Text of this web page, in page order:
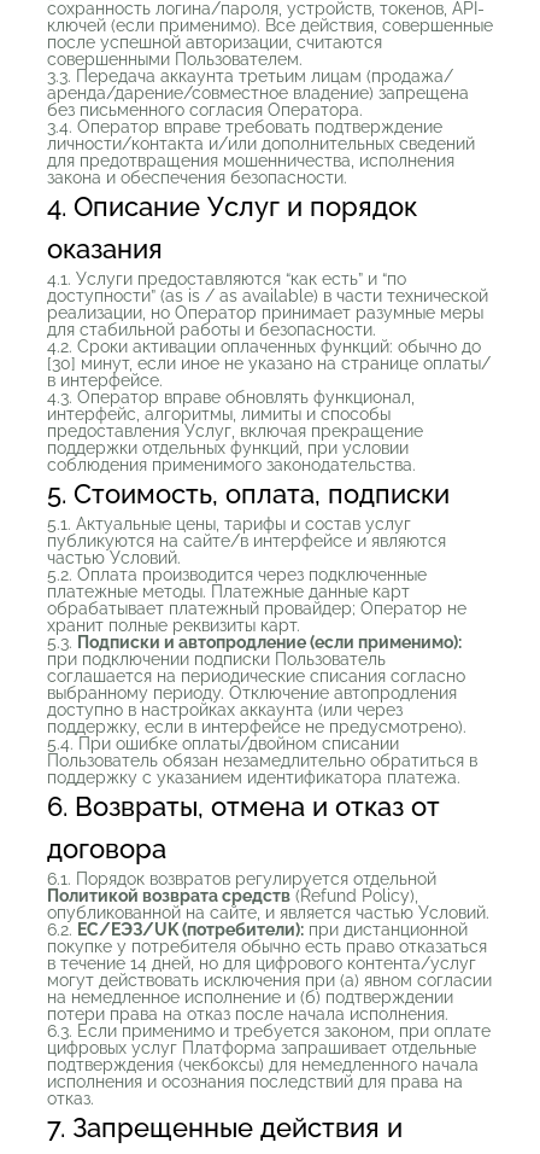
сохранность логина/пароля, устройств, токенов, API-
ключей (если применимо). Все действия, совершенные
после успешной авторизации, считаются
совершенными Пользователем.
3.3. Передача аккаунта третьим лицам (продажа/
аренда/дарение/совместное владение) запрещена
без письменного согласия Оператора.
3.4. Оператор вправе требовать подтверждение
личности/контакта и/или дополнительных сведений
для предотвращения мошенничества, исполнения
закона и обеспечения безопасности.
4. Описание Услуг и порядок
оказания
4.1. Услуги предоставляются “как есть” и “по
доступности” (as is / as available) в части технической
реализации, но Оператор принимает разумные меры
для стабильной работы и безопасности.
4.2. Сроки активации оплаченных функций: обычно до
[30] минут, если иное не указано на странице оплаты/
в интерфейсе.
4.3. Оператор вправе обновлять функционал,
интерфейс, алгоритмы, лимиты и способы
предоставления Услуг, включая прекращение
поддержки отдельных функций, при условии
соблюдения применимого законодательства.
5. Стоимость, оплата, подписки
5.1. Актуальные цены, тарифы и состав услуг
публикуются на сайте/в интерфейсе и являются
частью Условий.
5.2. Оплата производится через подключенные
платежные методы. Платежные данные карт
обрабатывает платежный провайдер; Оператор не
хранит полные реквизиты карт.
5.3. Подписки и автопродление (если применимо):
при подключении подписки Пользователь
соглашается на периодические списания согласно
выбранному периоду. Отключение автопродления
доступно в настройках аккаунта (или через
поддержку, если в интерфейсе не предусмотрено).
5.4. При ошибке оплаты/двойном списании
Пользователь обязан незамедлительно обратиться в
поддержку с указанием идентификатора платежа.
6. Возвраты, отмена и отказ от
договора
6.1. Порядок возвратов регулируется отдельной
Политикой возврата средств (Refund Policy),
опубликованной на сайте, и является частью Условий.
6.2. ЕС/ЕЭЗ/UK (потребители): при дистанционной
покупке у потребителя обычно есть право отказаться
в течение 14 дней, но для цифрового контента/услуг
могут действовать исключения при (а) явном согласии
на немедленное исполнение и (б) подтверждении
потери права на отказ после начала исполнения.
6.3. Если применимо и требуется законом, при оплате
цифровых услуг Платформа запрашивает отдельные
подтверждения (чекбоксы) для немедленного начала
исполнения и осознания последствий для права на
отказ.
7. Запрещенные действия и